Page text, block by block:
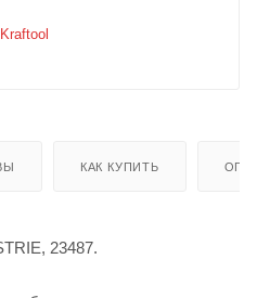
Kraftool
КАК КУПИТЬ
23487.